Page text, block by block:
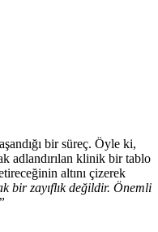
bir süreç. Öyle ki,
adlandırılan klinik bir tablo
altını çizerek
bir zayıflık değildir. Önemli